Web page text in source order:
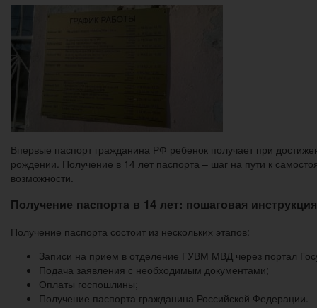
Впервые паспорт гражданина РФ ребенок получает при
рождении. Получение в 14 лет паспорта – шаг на пути к
возможности.
Получение паспорта в 14 лет: пошаговая инструкция
Получение паспорта состоит из нескольких этапов:
Записи на прием в отделение ГУВМ МВД через портал
Подача заявления с необходимым документами;
Оплаты госпошлины;
Получение паспорта гражданина Российской Федерации.